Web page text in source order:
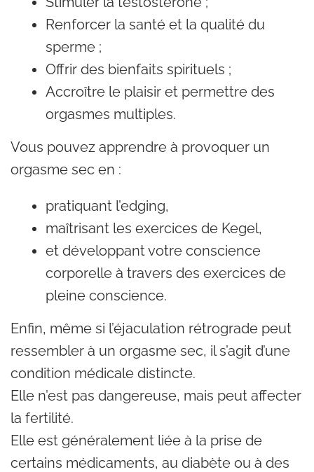
Renforcer la santé et la qualité du
sperme ;
Offrir des bienfaits spirituels ;
Accroître le plaisir et permettre des
orgasmes multiples.
Vous pouvez apprendre à provoquer un
orgasme sec en :
pratiquant l’edging,
maîtrisant les exercices de Kegel,
et développant votre conscience
corporelle à travers des exercices de
pleine conscience.
Enfin, même si l’éjaculation rétrograde peut
ressembler à un orgasme sec, il s’agit d’une
condition médicale distincte.
Elle n’est pas dangereuse, mais peut affecter
la fertilité.
Elle est généralement liée à la prise de
certains médicaments, au diabète ou à des